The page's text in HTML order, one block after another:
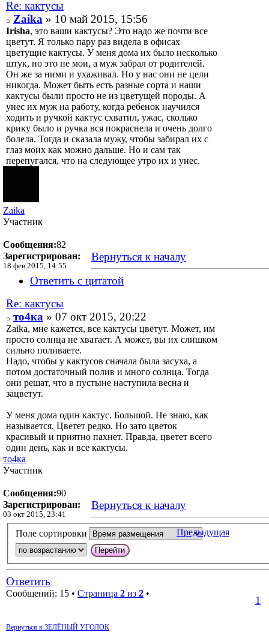
Re: кактусы
Zaika » 10 май 2015, 15:56
Irisha, это ваши кактусы? Это надо же почти все
цветут. Я только пару раз видела в офисах
цветущие кактусы. У меня дома их было несколько
штук, но это не мои, а муж забрал от родителей.
Он же за ними и ухаживал. Но у нас они не цели
никогда. Может быть есть разные сорта и наши
кактусы были просто не из цветущей породы. А
унес их муж на работу, когда ребенок научился
ходить и ручкой кактус схватил, ужас, сколько
крику было и ручка вся покраснела и очень долго
болела. Тогда и сказала мужу, чтобы забирал их с
глаз моих как можно дальше. Но и сам так
перепугался, что на следующее утро их и унес.
Zaika
Участник
Сообщения:82
Зарегистрирован:
18 фев 2015, 14:55
Вернуться к началу
Ответить с цитатой
Re: кактусы
то4ка » 07 окт 2015, 20:22
Zaika, мне кажется, все кактусы цветут. Может, им
просто солнца не хватает. А может, вы их слишком
сильно поливаете.
Надо, чтобы у кактусов сначала была засуха, а
потом достаточный полив и много солнца. Тогда
они решат, что в пустыне наступила весна и
зацветут.
У меня дома один кактус. Большой. Не знаю, как
называется. Цветет редко. Но зато цветок
красивый и приятно пахнет. Правда, цветет всего
один день, как и все кактусы.
то4ка
Участник
Сообщения:90
Зарегистрирован:
03 окт 2015, 23:41
Вернуться к началу
Предыдущая
Поле сортировки
Ответить
Сообщений: 15 • Страница 2 из 2 •
1
Вернуться в ЗЕЛЁНЫЙ УГОЛОК